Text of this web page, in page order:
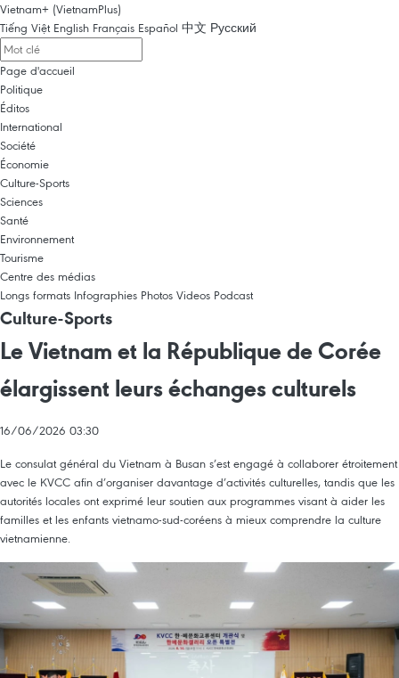
Vietnam+ (VietnamPlus)
Tiếng Việt English Français Español 中文 Русский
Page d'accueil
Politique
Éditos
International
Société
Économie
Culture-Sports
Sciences
Santé
Environnement
Tourisme
Centre des médias
Longs formats Infographies Photos Videos Podcast
Culture-Sports
Le Vietnam et la République de Corée
élargissent leurs échanges culturels
16/06/2026 03:30
Le consulat général du Vietnam à Busan s’est engagé à collaborer étroitement
avec le KVCC afin d’organiser davantage d’activités culturelles, tandis que les
autorités locales ont exprimé leur soutien aux programmes visant à aider les
familles et les enfants vietnamo-sud-coréens à mieux comprendre la culture
vietnamienne.